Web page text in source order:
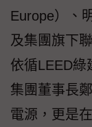
Europe）、
及集團旗下
依循LEED綠
集團董事長
電源，更是